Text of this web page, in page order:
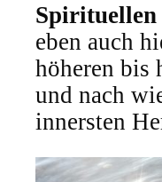
Spirituellen
eben auch
höheren bis
und nach
innersten